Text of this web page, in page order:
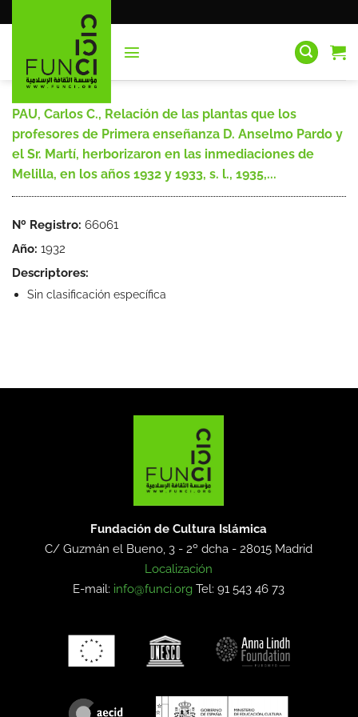
al
PAU, Carlos C., Relación de las plantas que los
profesores de Primera enseñanza D. Anselmo Pardo y
el Sr. Martí, herborizaron en las inmediaciones de
Melilla, en los años 1932 y 1933, s. l., 1935,...
Nº Registro: 66061
Año: 1932
Descriptores:
Sin clasificación específica
Fundación de Cultura Islámica
C/ Guzmán el Bueno, 3 - 2º dcha -28015 Madrid
Localización
E-mail: info@funci.org Tel: 91 543 46 73